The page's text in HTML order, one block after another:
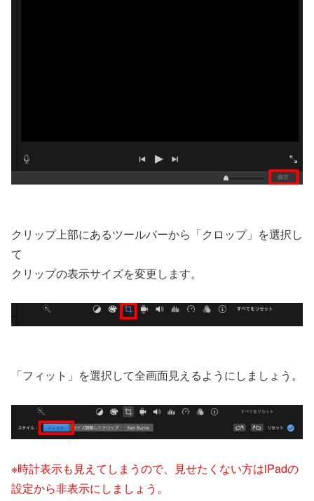
クリップ上部にあるツールバーから「クロップ」を選択し
て
クリップの表示サイズを変更します。
「フィット」を選択して全画面見えるようにしましょう。
※時計表示も見えてしまうので、見せたくない方はiPadの
設定から非表示にしましょう。